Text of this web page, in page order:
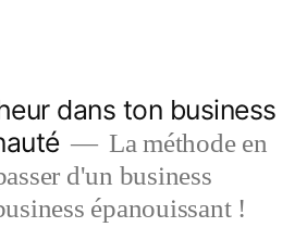
dans ton business
La méthode en
d'un business
épanouissant !